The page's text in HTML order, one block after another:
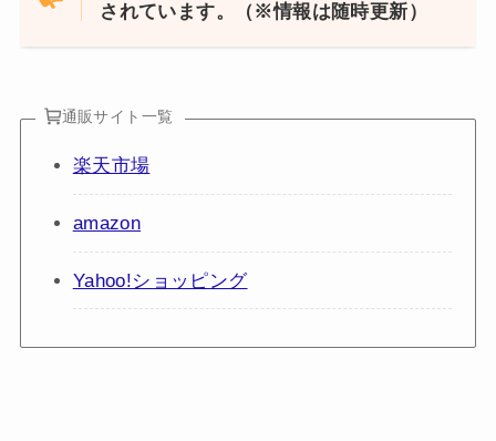
されています。（※情報は随時更新）
通販サイト一覧
楽天市場
amazon
Yahoo!ショッピング